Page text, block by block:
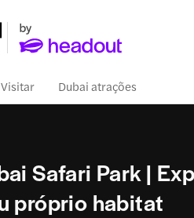
Visitar Dubai atrações
Safari Park |
próprio habitat